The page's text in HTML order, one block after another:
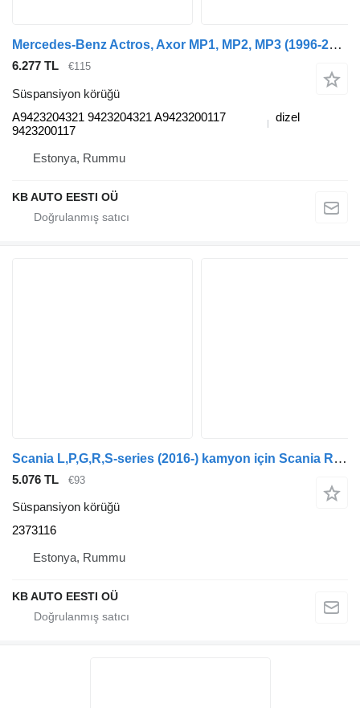
Mercedes-Benz Actros, Axor MP1, MP2, MP3 (1996-2014) kamyon için Mercedes-Benz actros mp2/mp3 (01.02-12.14) A9423204321 süspansiyon körüğü
6.277 TL €115
Süspansiyon körüğü
A9423204321 9423204321 A9423200117
9423200117
dizel
Estonya, Rummu
KB AUTO EESTI OÜ
Scania L,P,G,R,S-series (2016-) kamyon için Scania R-Serisi (01.16-) 2373116 süspansiyon körüğü
5.076 TL €93
Süspansiyon körüğü
2373116
Estonya, Rummu
KB AUTO EESTI OÜ